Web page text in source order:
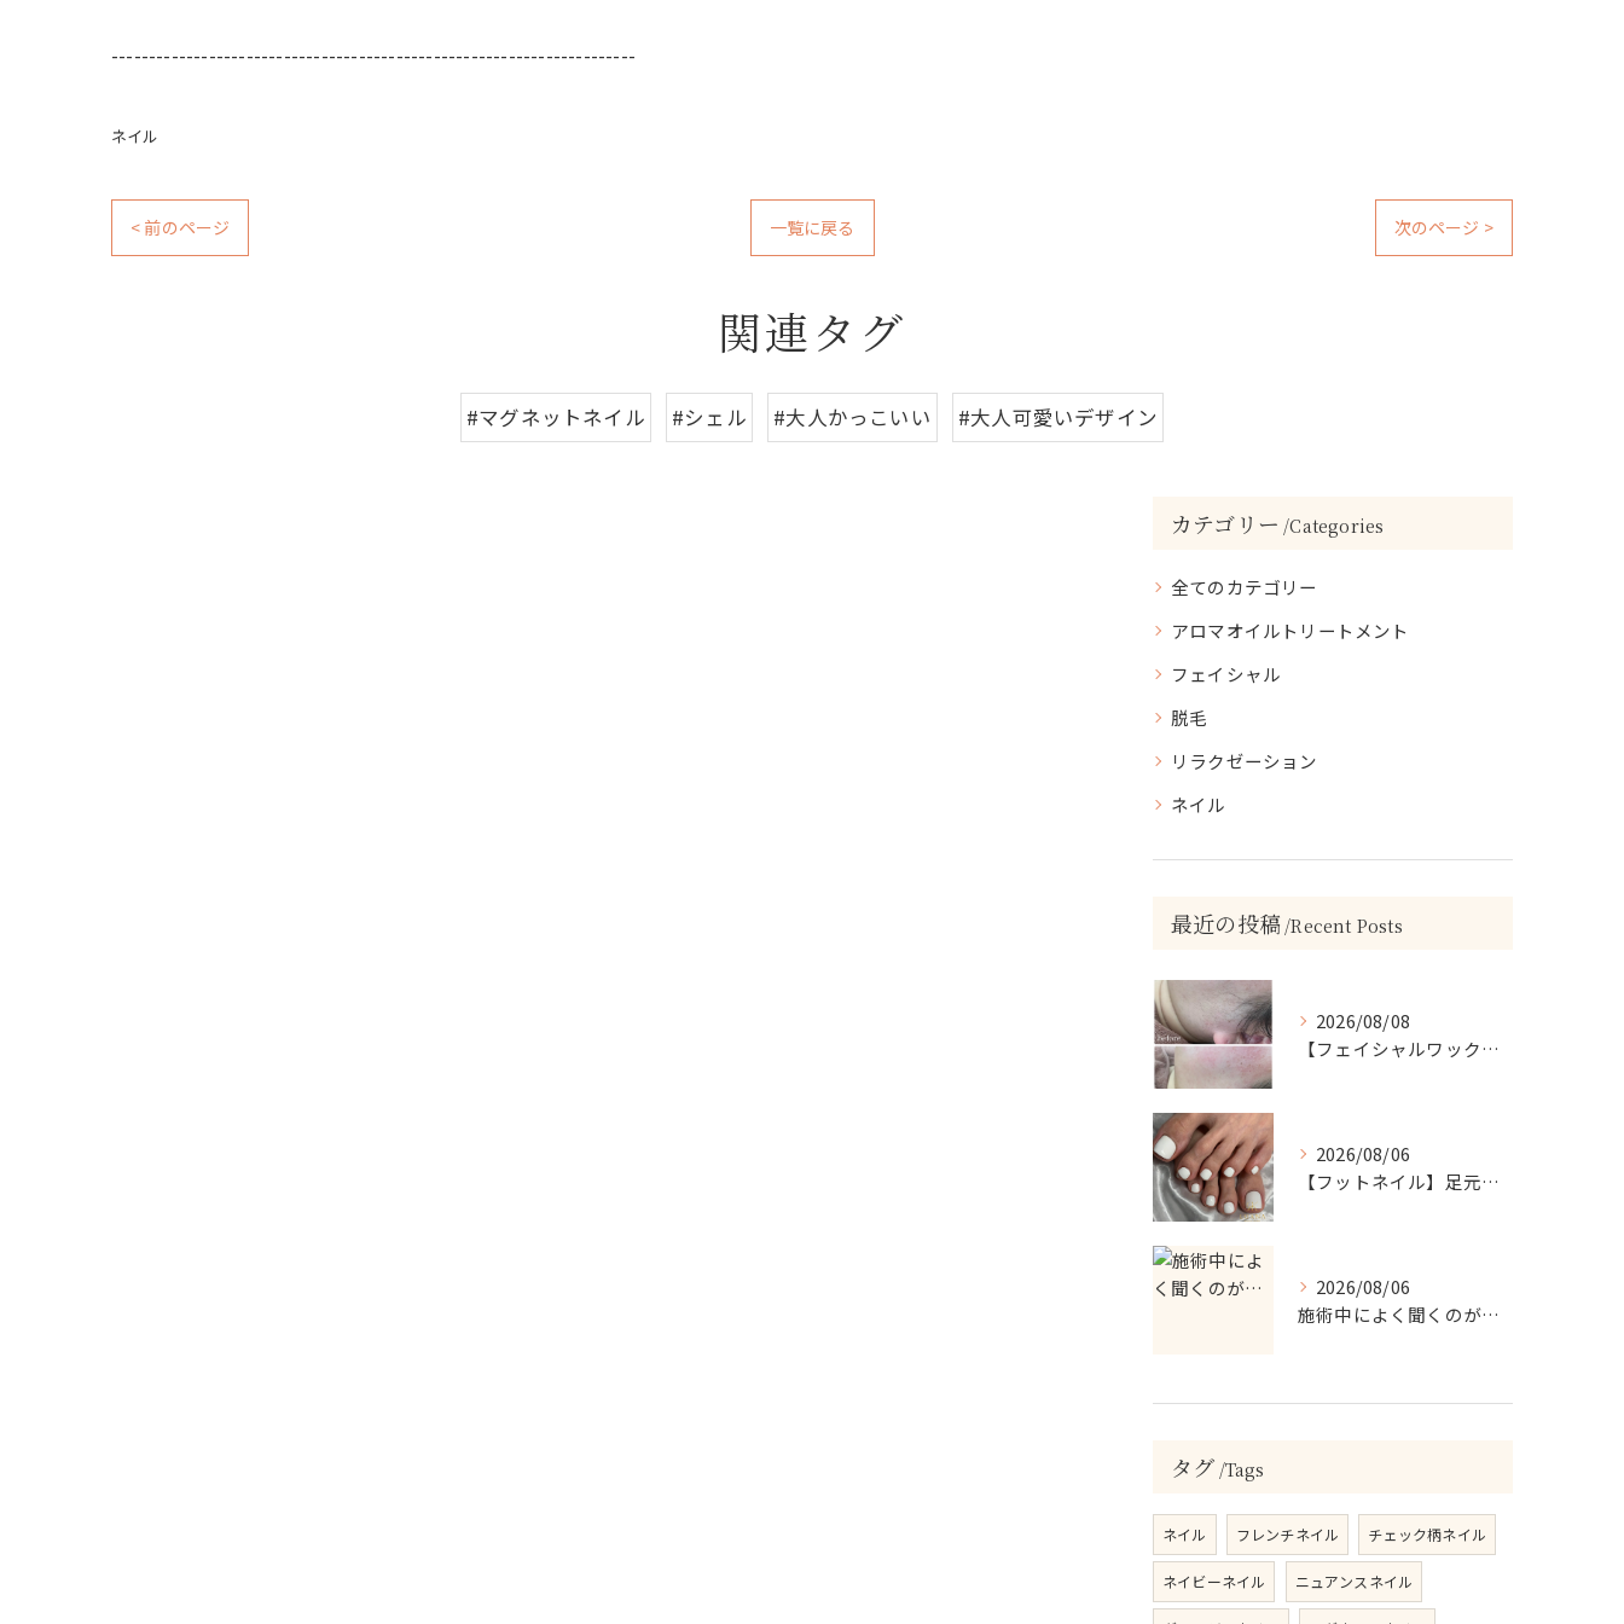
----------------------------------------------------------------------
ネイル
< 前のページ 一覧に戻る 次のページ >
関連タグ
#マグネットネイル #シェル #大人かっこいい #大人可愛いデザイン
カテゴリー Categories
全てのカテゴリー
アロマオイルトリートメント
フェイシャル
脱毛
リラクゼーション
ネイル
最近の投稿 Recent Posts
2026/08/08
【フェイシャルワックスで、毛質にも変化が…🤍】
2026/08/06
【フットネイル】足元がパッと映える！ホワイトワンカラーネイル
2026/08/06
施術中によく聞くのが…
タグ Tags
ネイル フレンチネイル チェック柄ネイル
ネイビーネイル ニュアンスネイル